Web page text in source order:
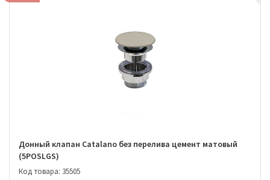
Донный клапан Catalano без перелива цемент матовый
(5POSLGS)
Код товара: 35505